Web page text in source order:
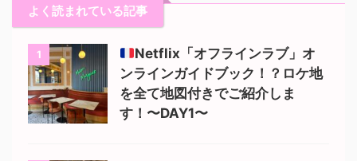
よく読まれている記事
1
Netflix「オフラインラブ」オ
ンラインガイドブック！？ロケ地
を全て地図付きでご紹介しま
す！〜DAY1〜